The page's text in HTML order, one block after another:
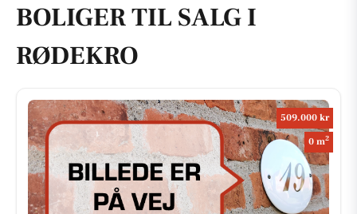
BOLIGER TIL SALG I
RØDEKRO
509.000 kr
0 m2